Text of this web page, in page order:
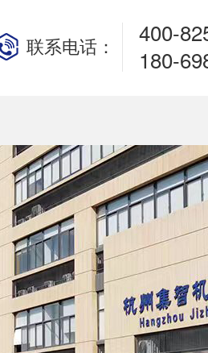
联系电话：
400-
180-